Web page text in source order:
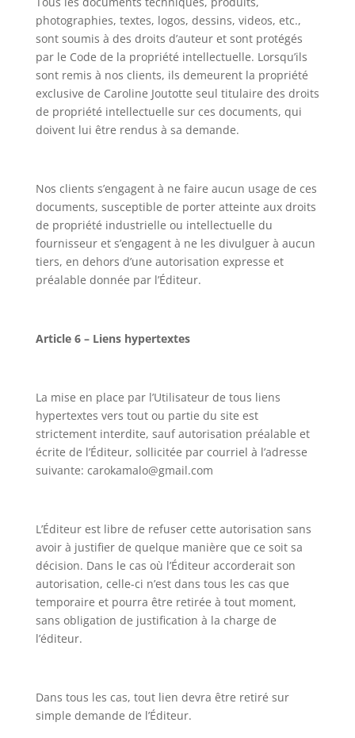
photographies, textes, logos, dessins, videos, etc.,
sont soumis à des droits d’auteur et sont protégés
par le Code de la propriété intellectuelle. Lorsqu’ils
sont remis à nos clients, ils demeurent la propriété
exclusive de Caroline Joutotte seul titulaire des droits
de propriété intellectuelle sur ces documents, qui
doivent lui être rendus à sa demande.
Nos clients s’engagent à ne faire aucun usage de ces
documents, susceptible de porter atteinte aux droits
de propriété industrielle ou intellectuelle du
fournisseur et s’engagent à ne les divulguer à aucun
tiers, en dehors d’une autorisation expresse et
préalable donnée par l’Éditeur.
Article 6 – Liens hypertextes
La mise en place par l’Utilisateur de tous liens
hypertextes vers tout ou partie du site est
strictement interdite, sauf autorisation préalable et
écrite de l’Éditeur, sollicitée par courriel à l’adresse
suivante: carokamalo@gmail.com
L’Éditeur est libre de refuser cette autorisation sans
avoir à justifier de quelque manière que ce soit sa
décision. Dans le cas où l’Éditeur accorderait son
autorisation, celle-ci n’est dans tous les cas que
temporaire et pourra être retirée à tout moment,
sans obligation de justification à la charge de
l’éditeur.
Dans tous les cas, tout lien devra être retiré sur
simple demande de l’Éditeur.